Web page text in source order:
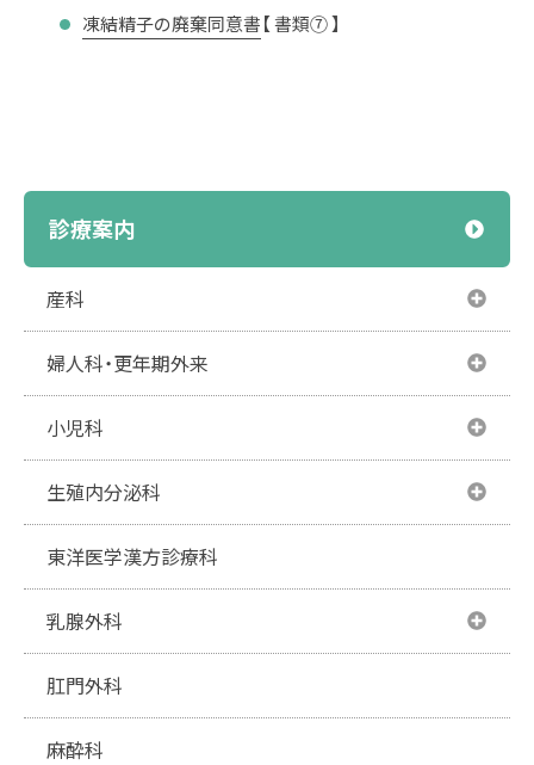
凍結精子の廃棄同意書【 書類⑦ 】
診療案内
産科
産科
産科診療
無痛分娩
周産期セミオープンシステム
婦人科・更年期外来
婦人科・更年期外来
婦人科診療
婦人科腹腔鏡下手術
小児科
小児科
小児科診療
小児科のご紹介
生殖内分泌科
生殖内分泌科
生殖内分泌科診療
東洋医学漢方診療科
乳腺外科
乳腺外科
ブレストセンター
肛門外科
麻酔科